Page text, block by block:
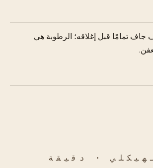
تمامًا قبل إغلاقه؛ الرطوبة هي
· دقيقة